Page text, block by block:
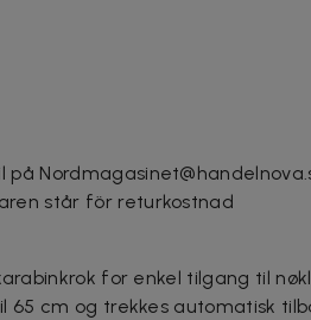
står för returkostnad
for enkel tilgang til
65 cm og trekkes automatisk